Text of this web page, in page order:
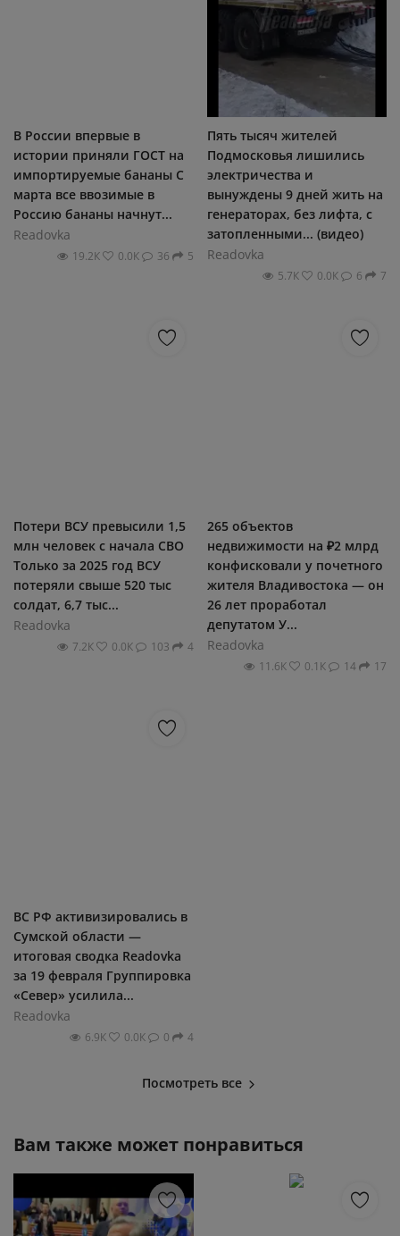
В России впервые в
истории приняли ГОСТ на
импортируемые бананы С
марта все ввозимые в
Россию бананы начнут...
Readovka
19.2К 0.0К 36 5
Пять тысяч жителей
Подмосковья лишились
электричества и
вынуждены 9 дней жить на
генераторах, без лифта, с
затопленными... (видео)
Readovka
5.7К 0.0К 6 7
Потери ВСУ превысили 1,5
млн человек с начала СВО
Только за 2025 год ВСУ
потеряли свыше 520 тыс
солдат, 6,7 тыс...
Readovka
7.2К 0.0К 103 4
265 объектов
недвижимости на ₽2 млрд
конфисковали у почетного
жителя Владивостока — он
26 лет проработал
депутатом У...
Readovka
11.6К 0.1К 14 17
ВС РФ активизировались в
Сумской области —
итоговая сводка Readovka
за 19 февраля Группировка
«Север» усилила...
Readovka
6.9К 0.0К 0 4
Посмотреть все
Вам также может понравиться